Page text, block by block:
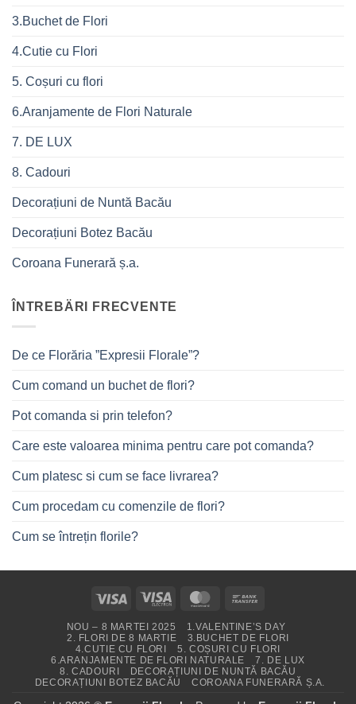
3.Buchet de Flori
4.Cutie cu Flori
5. Coșuri cu flori
6.Aranjamente de Flori Naturale
7. DE LUX
8. Cadouri
Decorațiuni de Nuntă Bacău
Decorațiuni Botez Bacău
Coroana Funerară ș.a.
ÎNTREBÄRI FRECVENTE
De ce Florăria ”Expresii Florale”?
Cum comand un buchet de flori?
Pot comanda si prin telefon?
Care este valoarea minima pentru care pot comanda?
Cum platesc si cum se face livrarea?
Cum procedam cu comenzile de flori?
Cum se întrețin florile?
Visa
Visa
MasterCard
NOU – 8 MARTEI 2025
1.VALENTINE’S DAY
2. FLORI DE 8 MARTIE
3.BUCHET DE FLORI
4.CUTIE CU FLORI
5. COȘURI CU FLORI
6.ARANJAMENTE DE FLORI NATURALE
7. DE LUX
8. CADOURI
DECORAȚIUNI DE NUNTĂ BACĂU
DECORAȚIUNI BOTEZ BACĂU
COROANA FUNERARĂ Ș.A.